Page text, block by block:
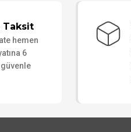
Taksit
hemen
6